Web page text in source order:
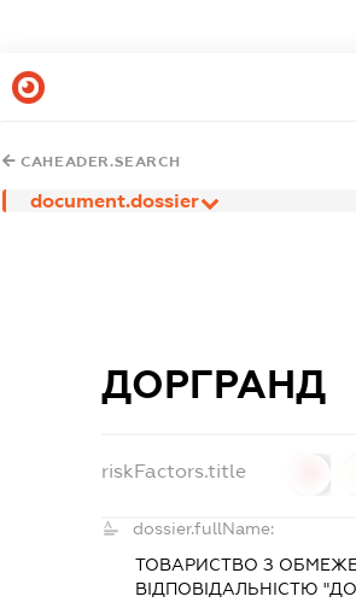
CAHEADER.SEARCH
document.dossier
ДОРГРАНД
riskFactors.title
dossier.fullName:
ТОВАРИСТВО З
ВІДПОВІДАЛЬНІСТЮ